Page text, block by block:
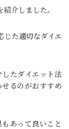
介しました。
じた適切なダイエ
たダイエット法
るのがおすすめ
あって良いこと